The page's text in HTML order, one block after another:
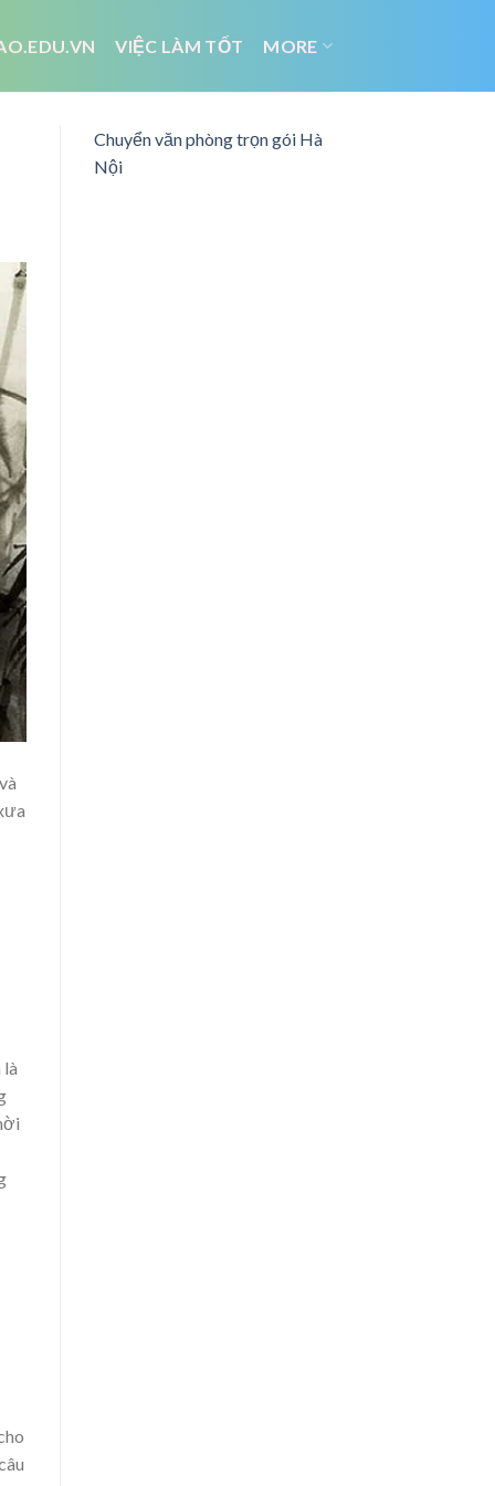
VIỆC LÀM TỐT MORE
Chuyển văn phòng trọn gói Hà
Nội